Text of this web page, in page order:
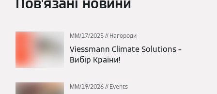
ММ/17/2025 Нагороди
Viessmann Climate Solutions –
Вибір Країни!
ММ/19/2026 Events